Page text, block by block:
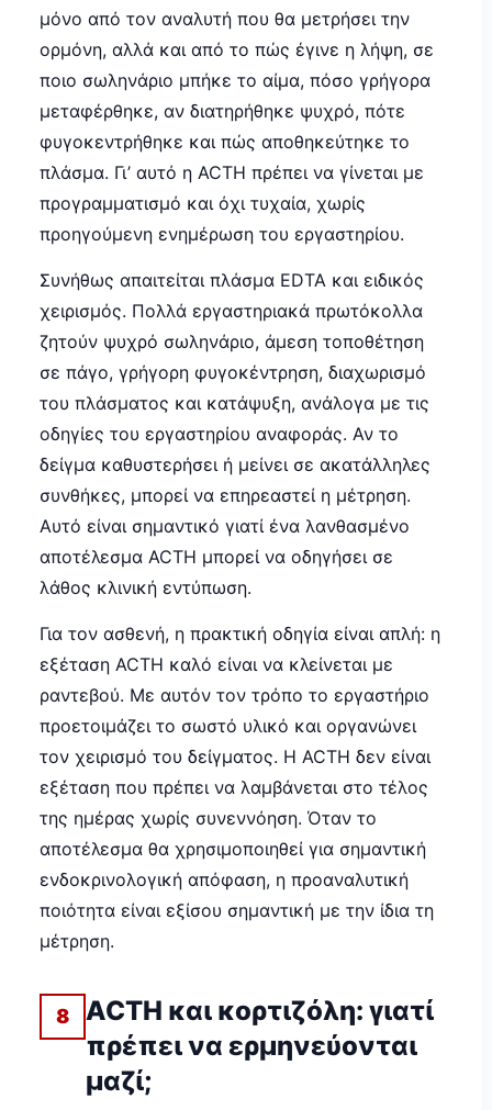
μόνο από τον αναλυτή που θα μετρήσει την
ορμόνη, αλλά και από το πώς έγινε η λήψη, σε
ποιο σωληνάριο μπήκε το αίμα, πόσο γρήγορα
μεταφέρθηκε, αν διατηρήθηκε ψυχρό, πότε
φυγοκεντρήθηκε και πώς αποθηκεύτηκε το
πλάσμα. Γι’ αυτό η ACTH πρέπει να γίνεται με
προγραμματισμό και όχι τυχαία, χωρίς
προηγούμενη ενημέρωση του εργαστηρίου.
Συνήθως απαιτείται πλάσμα EDTA και ειδικός
χειρισμός. Πολλά εργαστηριακά πρωτόκολλα
ζητούν ψυχρό σωληνάριο, άμεση τοποθέτηση
σε πάγο, γρήγορη φυγοκέντρηση, διαχωρισμό
του πλάσματος και κατάψυξη, ανάλογα με τις
οδηγίες του εργαστηρίου αναφοράς. Αν το
δείγμα καθυστερήσει ή μείνει σε ακατάλληλες
συνθήκες, μπορεί να επηρεαστεί η μέτρηση.
Αυτό είναι σημαντικό γιατί ένα λανθασμένο
αποτέλεσμα ACTH μπορεί να οδηγήσει σε
λάθος κλινική εντύπωση.
Για τον ασθενή, η πρακτική οδηγία είναι απλή: η
εξέταση ACTH καλό είναι να κλείνεται με
ραντεβού. Με αυτόν τον τρόπο το εργαστήριο
προετοιμάζει το σωστό υλικό και οργανώνει
τον χειρισμό του δείγματος. Η ACTH δεν είναι
εξέταση που πρέπει να λαμβάνεται στο τέλος
της ημέρας χωρίς συνεννόηση. Όταν το
αποτέλεσμα θα χρησιμοποιηθεί για σημαντική
ενδοκρινολογική απόφαση, η προαναλυτική
ποιότητα είναι εξίσου σημαντική με την ίδια τη
μέτρηση.
8
ACTH και κορτιζόλη: γιατί
πρέπει να ερμηνεύονται
μαζί;